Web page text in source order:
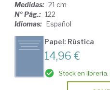
Medidas: 21 cm
Nº Pág.: 122
Idiomas:
Español
Papel: Rústica
14,96 €
Stock en